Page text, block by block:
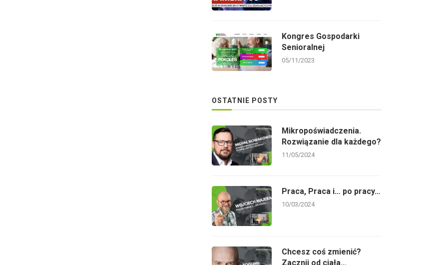
Kongres Gospodarki
Senioralnej
05/11/2023
OSTATNIE POSTY
Mikropoświadczenia.
Rozwiązanie dla każdego?
11/05/2024
Praca, Praca i… po pracy…
10/03/2024
Chcesz coś zmienić?
Zacznij od ciała…